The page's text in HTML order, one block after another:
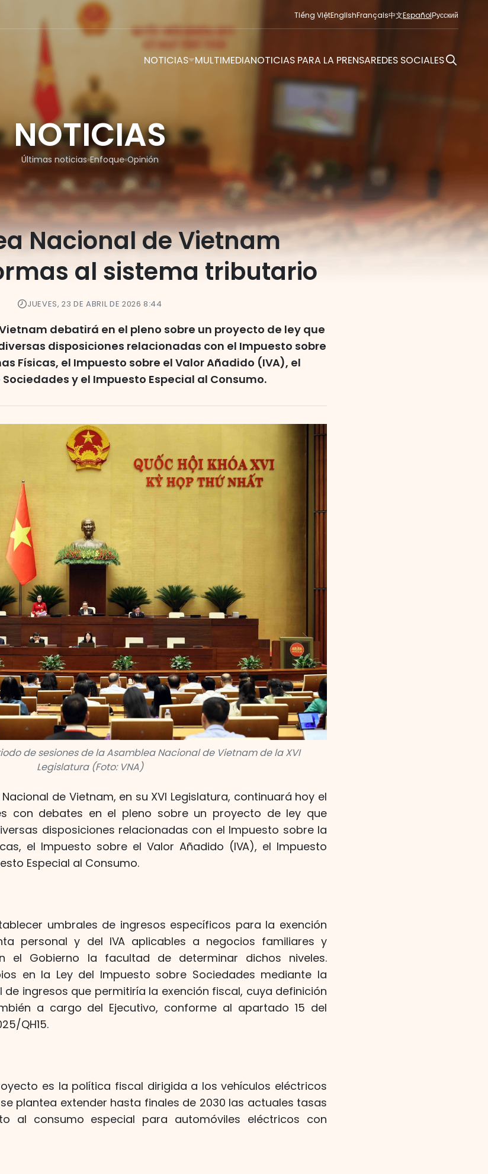
Tiếng ViệtEnglishFrançais中文EspañolРусский
NOTICIAS MULTIMEDIANOTICIAS PARA LA PRENSAREDES SOCIALES
NOTICIAS
Últimas noticias Enfoque Opinión
Nacional de Vietnam
al sistema tributario
JUEVES, 23 DE ABRIL DE 2026 8:44
debatirá en el pleno sobre un proyecto de ley que
disposiciones relacionadas con el Impuesto sobre
Físicas, el Impuesto sobre el Valor Añadido (IVA), el
y el Impuesto Especial al Consumo.
de sesiones de la Asamblea Nacional de Vietnam de la XVI
Legislatura (Foto: VNA)
de Vietnam, en su XVI Legislatura, continuará hoy el
con debates en el pleno sobre un proyecto de ley que
disposiciones relacionadas con el Impuesto sobre la
el Impuesto sobre el Valor Añadido (IVA), el Impuesto
Especial al Consumo.
umbrales de ingresos específicos para la exención
personal y del IVA aplicables a negocios familiares y
el Gobierno la facultad de determinar dichos niveles.
en la Ley del Impuesto sobre Sociedades mediante la
ingresos que permitiría la exención fiscal, cuya definición
a cargo del Ejecutivo, conforme al apartado 15 del
QH15.
es la política fiscal dirigida a los vehículos eléctricos
plantea extender hasta finales de 2030 las actuales tasas
al consumo especial para automóviles eléctricos con